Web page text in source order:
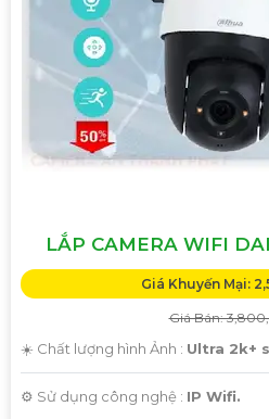
LẮP CAMERA WIFI
Giá Khuyến Mại:
Giá Bán:
☀️ Chất lượng hình Ảnh : Ultra 2k+
⚙ Sử dụng công nghệ : IP Wifi.